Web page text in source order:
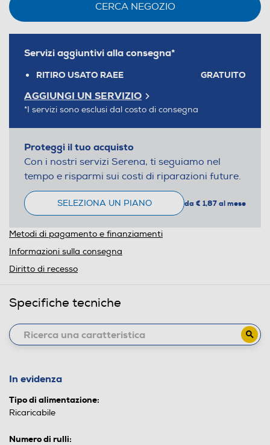
CERCA NEGOZIO
Servizi aggiuntivi alla consegna*
RITIRO USATO RAEE GRATUITO
AGGIUNGI UN SERVIZIO
*I servizi sono esclusi dal costo di consegna
Proteggi il tuo acquisto
Con i nostri servizi Serena, ti seguiamo nel
tempo e risparmi sui costi di riparazioni future.
SELEZIONA UN PIANO da € 1,87 al mese
Metodi di pagamento e finanziamenti
Informazioni sulla consegna
Diritto di recesso
Specifiche tecniche
In evidenza
Tipo di alimentazione:
Ricaricabile
Numero di rulli: